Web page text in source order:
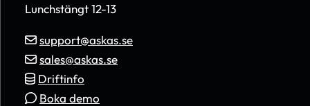
Lunchstängt 12-13
support@askas.se
sales@askas.se
Driftinfo
Boka demo